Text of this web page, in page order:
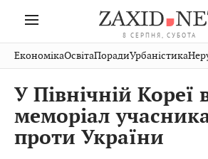
8 СЕРПНЯ, СУБОТА
Івано-
Франківськ
Тернопіль
Волинь
Закарпаття
Рівне
Чернівці
Шептицький
Стрий
Хмельницький
Вінниця
Кіно
Фото
ЕкономікаОсвітаПорадиУрбаністика
У Північній Кореї
меморіал
проти України